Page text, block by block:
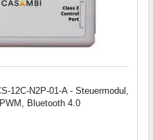
12C-N2P-01-A - Steuermodul,
Bluetooth 4.0